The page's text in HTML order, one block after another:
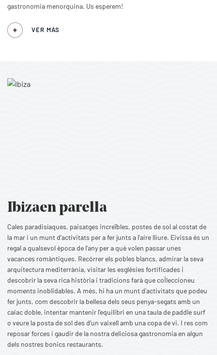
gastronomia menorquina. Us esperem!
VER MÁS
Ibizaen parella
Cales paradisíaques, paisatges increïbles, postes de sol al costat de
la mar i un munt d'activitats per a fer junts a l'aire lliure. Eivissa és un
regal a qualsevol època de l'any per a què volen passar unes
vacances romàntiques. Recórrer els pobles blancs, admirar la seva
arquitectura mediterrània, visitar les esglésies fortificades i
descobrir la seva rica història i tradicions farà que col·leccioneu
moments inoblidables. A més, hi ha un munt d'activitats que podeu
fer junts, com descobrir la bellesa dels seus penya-segats amb un
caiac doble, intentar mantenir l'equilibri en una taula de paddle surf
o veure la posta de sol des d'un vaixell amb una copa de vi. I res com
reposar forces i gaudir de la nostra deliciosa gastronomia en algun
dels nostres bonics restaurants.